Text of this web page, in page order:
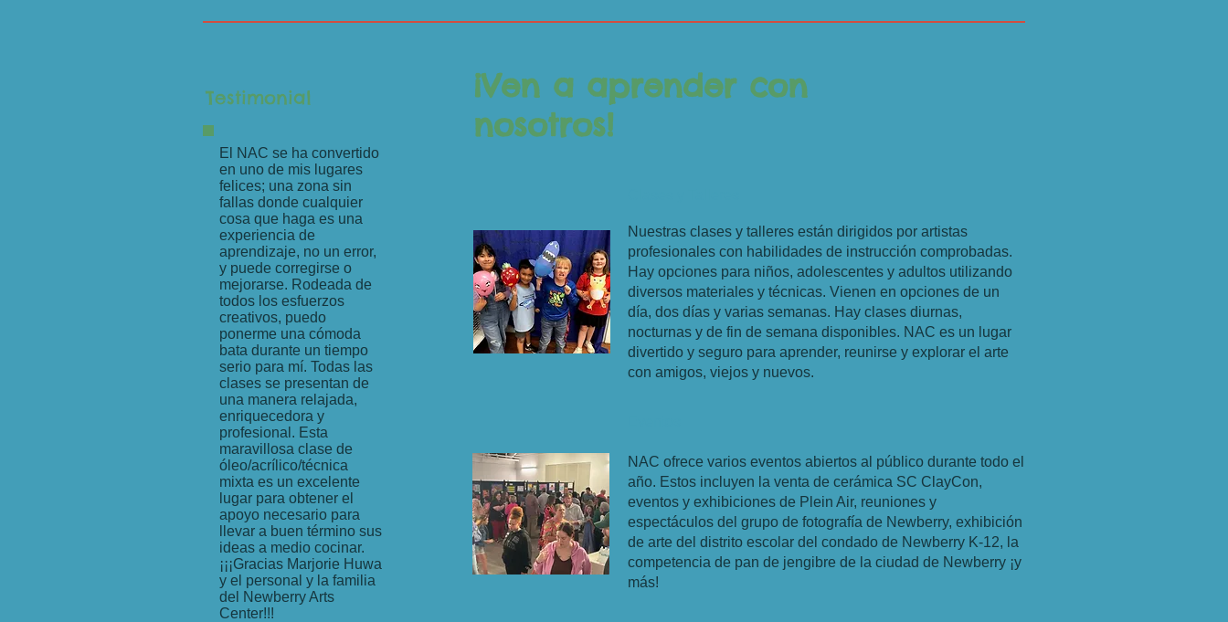
Testimonial
El NAC se ha convertido
en uno de mis lugares
felices; una zona sin
fallas donde cualquier
cosa que haga es una
experiencia de
aprendizaje, no un error,
y puede corregirse o
mejorarse. Rodeada de
todos los esfuerzos
creativos, puedo
ponerme una cómoda
bata durante un tiempo
serio para mí. Todas las
clases se presentan de
una manera relajada,
enriquecedora y
profesional. Esta
maravillosa clase de
óleo/acrílico/técnica
mixta es un excelente
lugar para obtener el
apoyo necesario para
llevar a buen término sus
ideas a medio cocinar.
¡¡¡Gracias Marjorie Huwa
y el personal y la familia
del Newberry Arts
Center!!!
¡Ven a aprender con
nosotros!
Nuestras clases y talleres están dirigidos por artistas
profesionales con habilidades de instrucción comprobadas.
Hay opciones para niños, adolescentes y adultos utilizando
diversos materiales y técnicas. Vienen en opciones de un
día, dos días y varias semanas. Hay clases diurnas,
nocturnas y de fin de semana disponibles. NAC es un lugar
divertido y seguro para aprender, reunirse y explorar el arte
con amigos, viejos y nuevos.
NAC ofrece varios eventos abiertos al público durante todo el
año. Estos incluyen la venta de cerámica SC ClayCon,
eventos y exhibiciones de Plein Air, reuniones y
espectáculos del grupo de fotografía de Newberry, exhibición
de arte del distrito escolar del condado de Newberry K-12, la
competencia de pan de jengibre de la ciudad de Newberry ¡y
más!